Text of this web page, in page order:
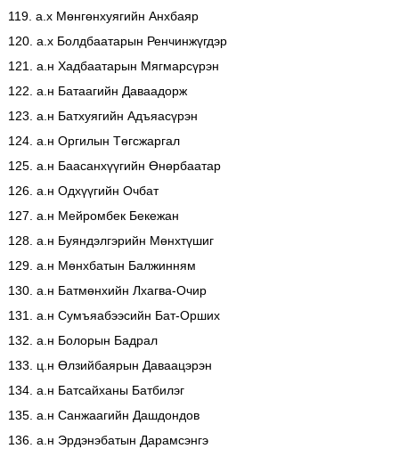
119. а.х Мөнгөнхуягийн Анхбаяр
120. а.х Болдбаатарын Ренчинжүгдэр
121. а.н Хадбаатарын Мягмарсүрэн
122. а.н Батаагийн Даваадорж
123. а.н Батхуягийн Адъяасүрэн
124. а.н Оргилын Төгсжаргал
125. а.н Баасанхүүгийн Өнөрбаатар
126. а.н Одхүүгийн Очбат
127. а.н Мейромбек Бекежан
128. а.н Буяндэлгэрийн Мөнхтүшиг
129. а.н Мөнхбатын Балжинням
130. а.н Батмөнхийн Лхагва-Очир
131. а.н Сумъяабээсийн Бат-Орших
132. а.н Болорын Бадрал
133. ц.н Өлзийбаярын Даваацэрэн
134. а.н Батсайханы Батбилэг
135. а.н Санжаагийн Дашдондов
136. а.н Эрдэнэбатын Дарамсэнгэ